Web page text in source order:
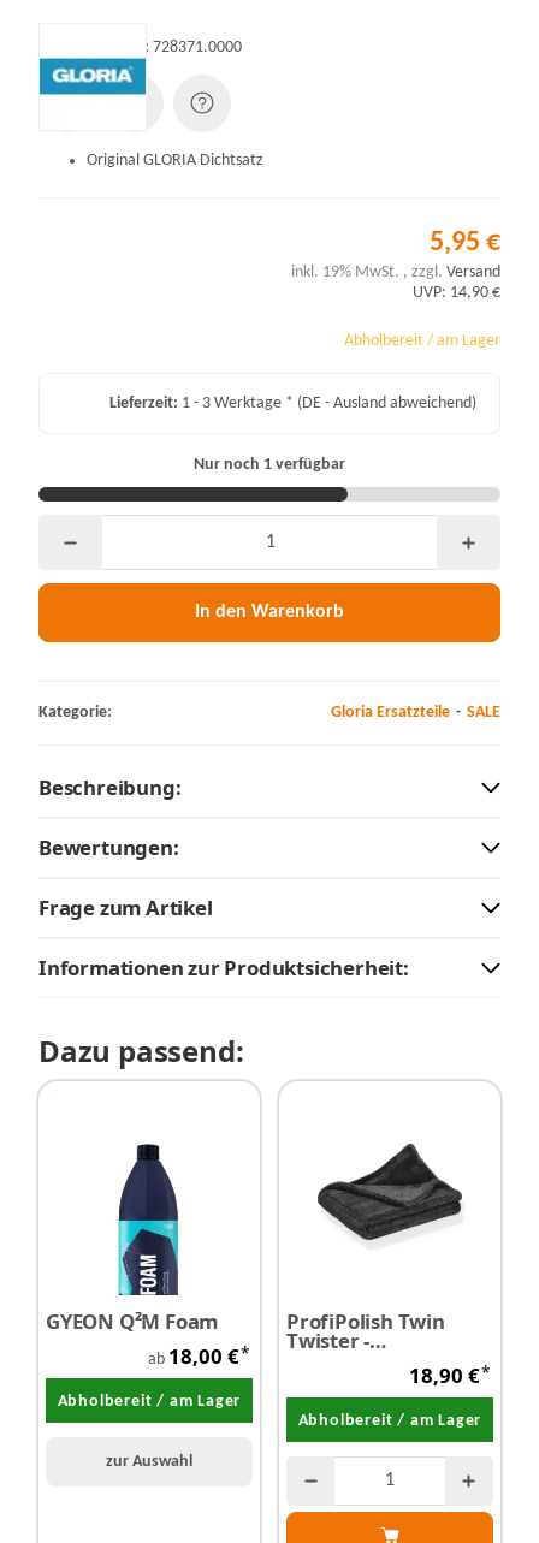
Artikelnummer: 728371.0000
Original GLORIA Dichtsatz
5,95 €
inkl. 19% MwSt. , zzgl. Versand
UVP: 14,90 €
Abholbereit / am Lager
Lieferzeit: 1 - 3 Werktage * (DE - Ausland abweichend)
Nur noch 1 verfügbar
In den Warenkorb
Kategorie: Gloria Ersatzteile SALE
Beschreibung:
Bewertungen:
Frage zum Artikel
Informationen zur Produktsicherheit:
Dazu passend:
GYEON Q²M Foam
ab 18,00 €*
Abholbereit / am Lager
zur Auswahl
ProfiPolish Twin
Twister -
Trockentuch 90 cm x
50 cm 1200 g/m²18,90 €*
Abholbereit / am Lager